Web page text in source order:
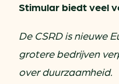
Stimular biedt veel
De CSRD is nieuwe
grotere bedrijven
over duurzaamheid.